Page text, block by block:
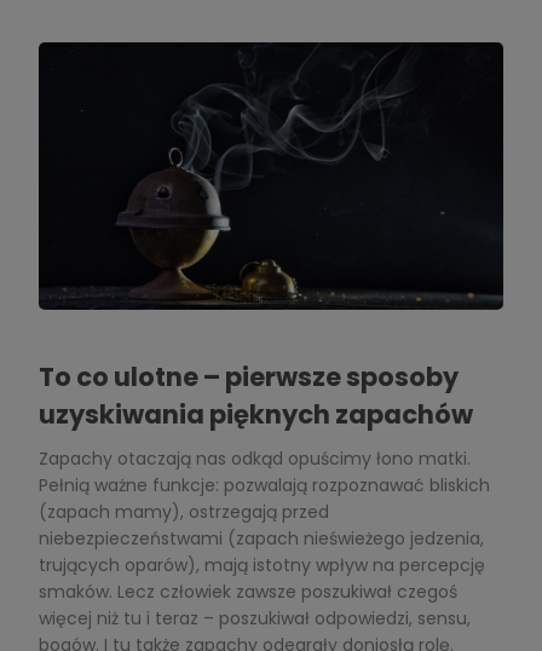
To co ulotne – pierwsze sposoby
uzyskiwania pięknych zapachów
Zapachy otaczają nas odkąd opuścimy łono matki.
Pełnią ważne funkcje: pozwalają rozpoznawać bliskich
(zapach mamy), ostrzegają przed
niebezpieczeństwami (zapach nieświeżego jedzenia,
trujących oparów), mają istotny wpływ na percepcję
smaków. Lecz człowiek zawsze poszukiwał czegoś
więcej niż tu i teraz – poszukiwał odpowiedzi, sensu,
bogów. I tu także zapachy odegrały doniosłą rolę.